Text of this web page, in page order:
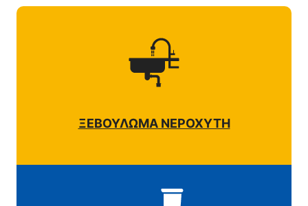
ΞΕΒΟΥΛΩΜΑ ΝΕΡΟΧΥΤΗ